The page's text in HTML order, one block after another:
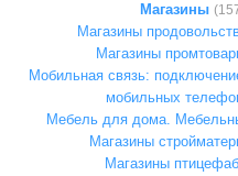
Магазины
Магазины
Магазины
Мобильная связь:
мобильных
Мебель для дома.
Магазины
Магазины